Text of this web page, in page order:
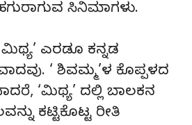
ಸಿನಿಮಾಗಳು.
ಮಿಥ್ಯ’ ಎರಡೂ ಕನ್ನಡ
‘ ಶಿವಮ್ಮ’ಳ ಕೊಪ್ಪಳದ‌
‘ಮಿಥ್ಯ’ ದಲ್ಲಿ ಬಾಲಕನ‌
ಕಟ್ಟಿ‌ಕೊಟ್ಟ ರೀತಿ‌